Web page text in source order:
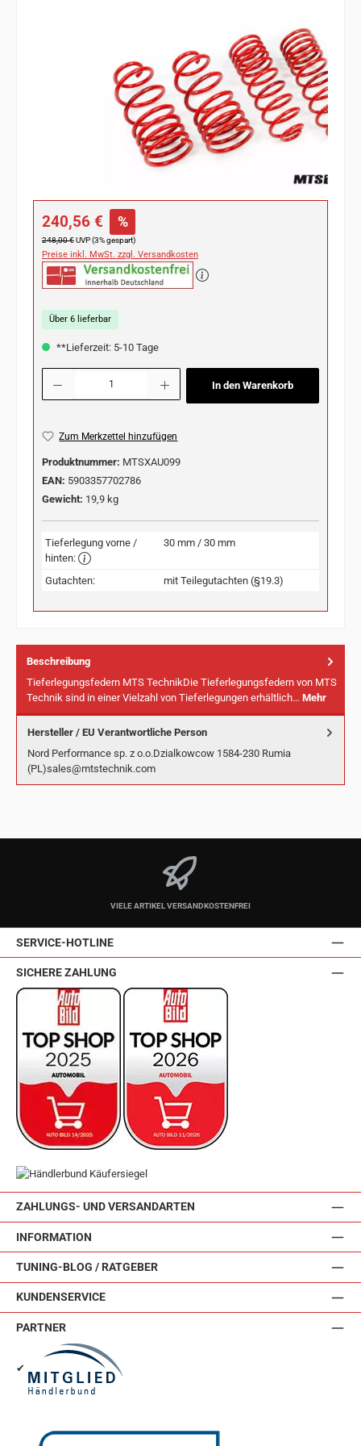
Verkaufspreis:
240,56 € %
Regulärer Preis:
248,00 €UVP (3% gespart)
Preise inkl. MwSt. zzgl. Versandkosten
Über 6 lieferbar
**Lieferzeit: 5-10 Tage
Produkt Anzahl: Gib den gewünschten Wert ein oder benutze die Schaltflächen
In den Warenkorb
Zum Merkzettel hinzufügen
Produktnummer: MTSXAU099
EAN: 5903357702786
Gewicht: 19,9 kg
Tieferlegung vorne /
hinten:
30 mm / 30 mm
Gutachten: mit Teilegutachten (§19.3)
Beschreibung
Tieferlegungsfedern MTS TechnikDie Tieferlegungsfedern von MTS
Technik sind in einer Vielzahl von Tieferlegungen erhältlich… Mehr
Hersteller / EU Verantwortliche Person
Nord Performance sp. z o.o.Dzialkowcow 1584-230 Rumia
(PL)sales@mtstechnik.com
VIELE ARTIKEL VERSANDKOSTENFREI
SERVICE-HOTLINE
ZAHLUNGS- UND VERSANDARTEN
INFORMATION
TUNING-BLOG / RATGEBER
KUNDENSERVICE
SICHERE ZAHLUNG
PARTNER
✔